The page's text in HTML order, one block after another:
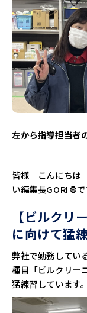
左から指導担当者
皆様 こんにちは
い編集長GORI🦍で
【ビルクリ
に向けて猛
弊社で勤務してい
種目「ビルクリー
猛練習しています。